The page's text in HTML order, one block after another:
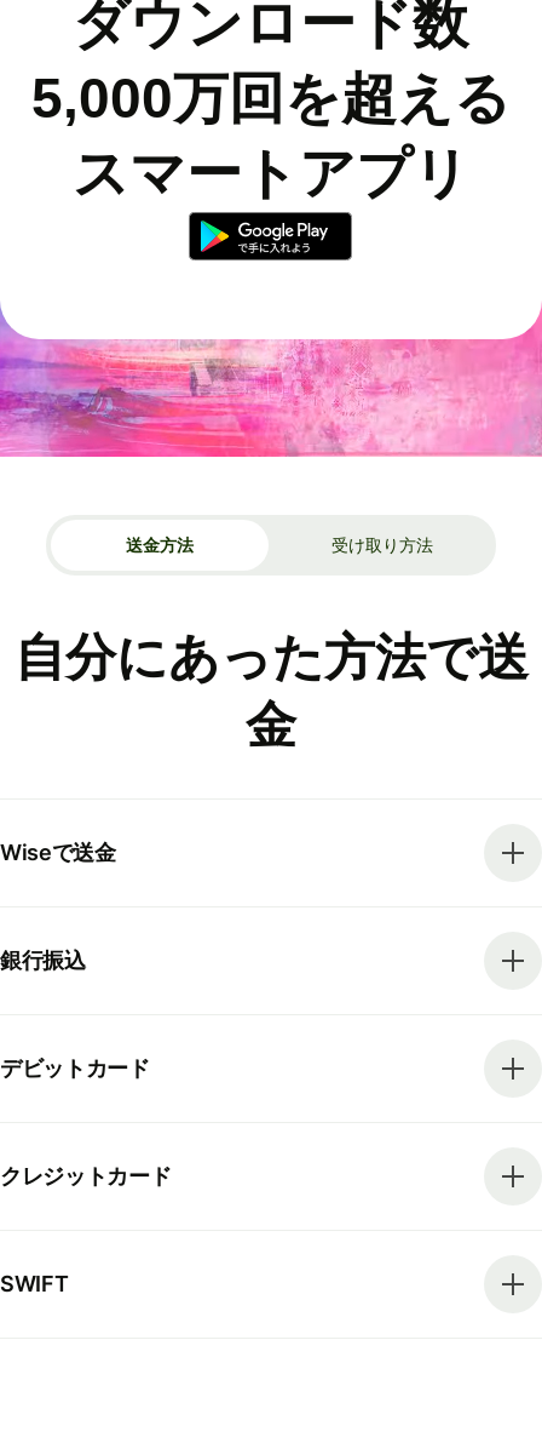
ダウンロード数
5,000万回を超える
スマートアプリ
送金方法 受け取り方法
自分にあった方法で送
金
Wiseで送金
銀行振込
デビットカード
クレジットカード
SWIFT